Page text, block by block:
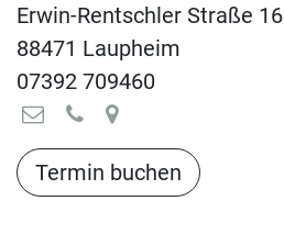
Erwin-Rentschler Straße 16
88471 Laupheim
07392 709460
Termin buchen​​​​​​​​​​